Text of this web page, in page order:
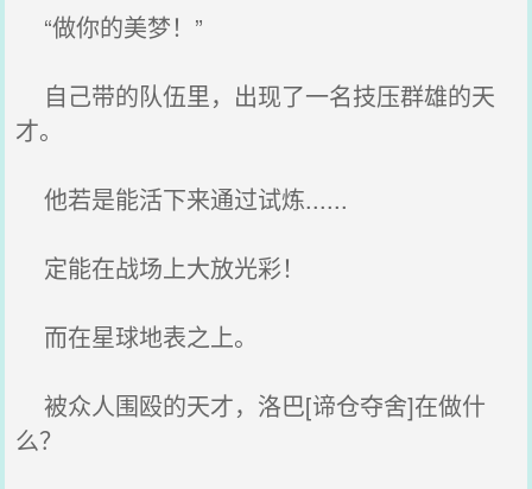
“做你的美梦！”
自己带的队伍里，出现了一名技压群雄的天
才。
他若是能活下来通过试炼......
定能在战场上大放光彩！
而在星球地表之上。
被众人围殴的天才，洛巴[谛仓夺舍]在做什
么？